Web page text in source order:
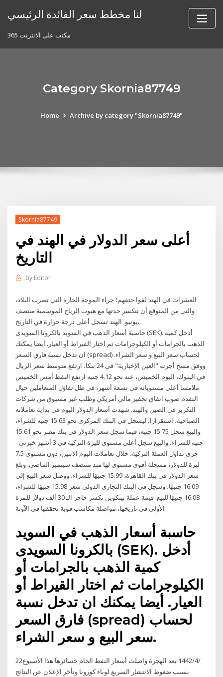
لنا مخطط سعر الفائدة الرئيسي
مكتب على الانترنت 365
Category Skornia87749
Home Archive by category "Skornia87749"
Skornia87749
أعلى سعر الدولار في الهند في
التاريخ
by Editor
العشرات في الهند لقوا حتفهم؛ جراء الموجة الحارة التي تضرب البلاد،
والتي من المتوقع أن تنكسر حدتها مع هبوب الرياح الموسمية منتصف
يونيو. الهند تسجل أعلى درجة حرارة في التاريخ.
حاسبة أسعار الذهب في السويد بالكرونا السويدى (SEK). أدخل كمية
الذهب بالجرامات أو الكيلوجرامات ثم اختار القيراط أو العيار. أيضا يمكنك
ان تدخل نسبة فارق السعر (spread) لحساب سعر البيع و سعر الشراء.
ووفق مسح أجرته "العين الإخبارية" في 24 بنكا، ارتفع متوسط سعر الريال
في البنوك، اليوم الخميس، عند نحو 4.12 جنيه ارتفع النفط أمس الخميس
ملامسا أعلى مستوياته في تسعة أشهر، في ظل تفاؤل المتعاملين حيال
التقدم صوب اتفاق تحفيز مالي أمريكي وطلب غير مسبوق من شركات
التكرير في الصين والهند. شهدت أسعار الدولار اليوم في بداية تعاملاته
الصباحية، استقرارا، ليسجل في البنك المركزي نحو 15.63 جنيه للشراء،
والبيع سجل 15.75 جنيه، فيما سجل سعر الدولار في بنك مصر نحو 15.61
جنيه للشراء، والبيع سجل أعلى مستوى لليرة التركية في 3 أشهر خبرني -
جرى تداول العملة التركية، خلال تعاملات اليوم الاثنين، دون مستوى 7.5
ليرة للدولار، مسجلة أقوى مستوى لها منذ منتصف سبتمبر الماضي. وبلغ
سعر الدولار في بنك القاهرة، 15.99 جنيهًا للشراء، ووصل سعر البيع إلى
16.09 جنيهًا، وسجل في البنك التجاري الدولي سعر 15.98 جنيهًا للشراء،
16.08 جنيهًا للبيع. قيمة عملة بيتكوين تكسر حاجز الـ 30 ألف دولار للمرة
الأولى في تاريخها، مواصلة مكاسب قوية تحققها في الآونة
حاسبة أسعار الذهب في السويد
بالكرونا السويدى (SEK). أدخل
كمية الذهب بالجرامات أو
الكيلوجرامات ثم اختار القيراط أو
العيار. أيضا يمكنك ان تدخل نسبة
فارق السعر (spread) لحساب
سعر البيع و سعر الشراء.
22‏‏/4‏‏/1442 بعد الهجرة واصلت أسعار النفط الخام خسائرها هذا الأسبوع
بسبب ضغوط الانتشار السريع لوباء كورونا وتأخر الإعلان عن النتائج